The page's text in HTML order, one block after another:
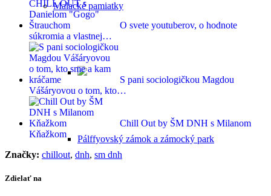
Malacké pamiatky
Pálffyovský zámok a zámocký park
O svete youtuberov, o hodnote
súkromia a vlastnej…
S pani sociologičkou Magdou
Vášáryovou o tom, kto…
Chill Out by ŠM DNH s Milanom
Kňažkom
Značky: chillout, dnh, sm dnh
Zdielať na